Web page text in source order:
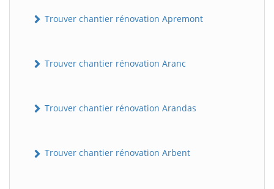
Trouver chantier rénovation Apremont
Trouver chantier rénovation Aranc
Trouver chantier rénovation Arandas
Trouver chantier rénovation Arbent